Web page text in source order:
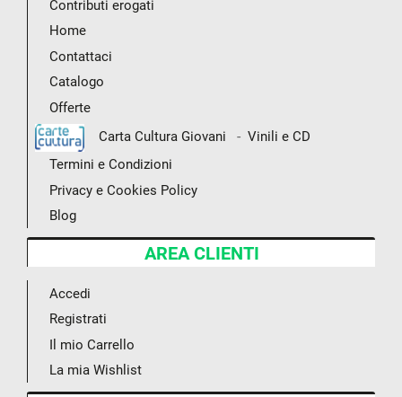
Contributi erogati
Home
Contattaci
Catalogo
Offerte
Carta Cultura Giovani
- Vinili e CD
Termini e Condizioni
Privacy e Cookies Policy
Blog
AREA CLIENTI
Accedi
Registrati
Il mio Carrello
La mia Wishlist